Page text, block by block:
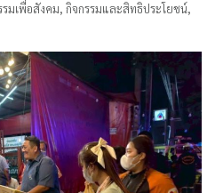
รมเพื่อสังคม, กิจกรรมและสิทธิประโยชน์,